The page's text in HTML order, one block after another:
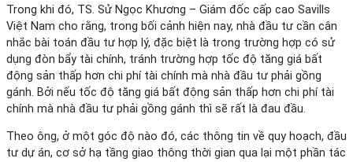
Trong khi đó, TS. Sử Ngọc Khương – Giám đốc cấp cao Savills
Việt Nam cho rằng, trong bối cảnh hiện nay, nhà đầu tư cần cân
nhắc bài toán đầu tư hợp lý, đặc biệt là trong trường hợp có sử
dụng đòn bẩy tài chính, tránh trường hợp tốc độ tăng giá bất
động sản thấp hơn chi phí tài chính mà nhà đầu tư phải gồng
gánh. Bởi nếu tốc độ tăng giá bất động sản thấp hơn chi phí tài
chính mà nhà đầu tư phải gồng gánh thì sẽ rất là đau đầu.
Theo ông, ở một góc độ nào đó, các thông tin về quy hoạch, đầu
tư dự án, cơ sở hạ tầng giao thông thời gian qua lại một phần tác